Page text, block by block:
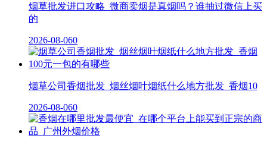
烟草批发进口攻略_微商卖烟是真烟吗？谁抽过微信上买
的
2026-08-060
烟草公司香烟批发_烟丝烟叶烟纸什么地方批发_香烟10
2026-08-060